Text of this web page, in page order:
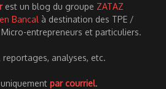
est un blog du groupe ZATAZ
Bancal à destination des TPE /
entrepreneurs et particuliers.
analyses, etc.
par courriel.